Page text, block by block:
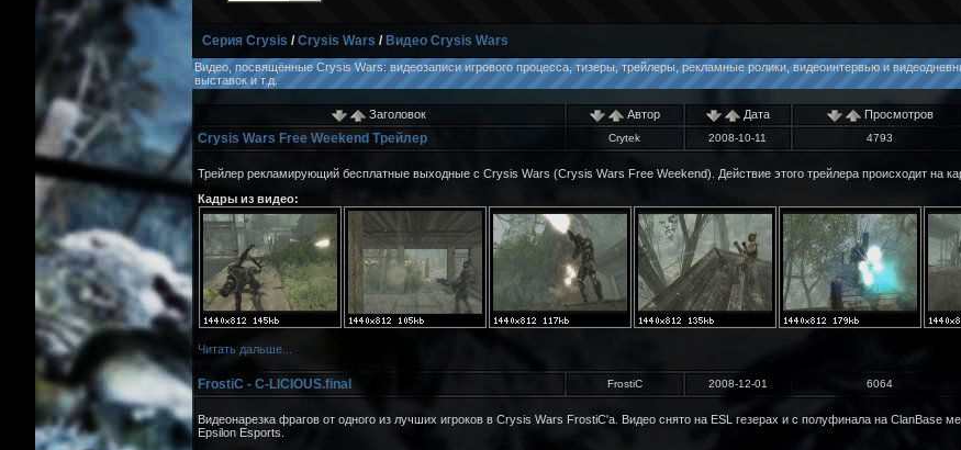
Серия Crysis /Crysis Wars / Видео Crysis Wars
Видео, посвящённые Crysis Wars: видеозаписи игрового процесса, тизеры, трейлеры, рекламные ролики, видеоинтервью и
выставок и т.д.
Заголовок Автор Дата Просмотров
Crysis Wars Free Weekend Трейлер Crytek 2008-10-11 4793
Трейлер рекламирующий бесплатные выходные с Crysis Wars (Crysis Wars Free Weekend). Действие этого трейлера происходит на
Кадры из видео:
Читать дальше...
FrostiC - C-LICIOUS.final FrostiC 2008-12-01 6064
Видеонарезка фрагов от одного из лучших игроков в Crysis Wars FrostiC'а. Видео снято на ESL гезерах и c полуфинала на ClanBase
Epsilon Esports.